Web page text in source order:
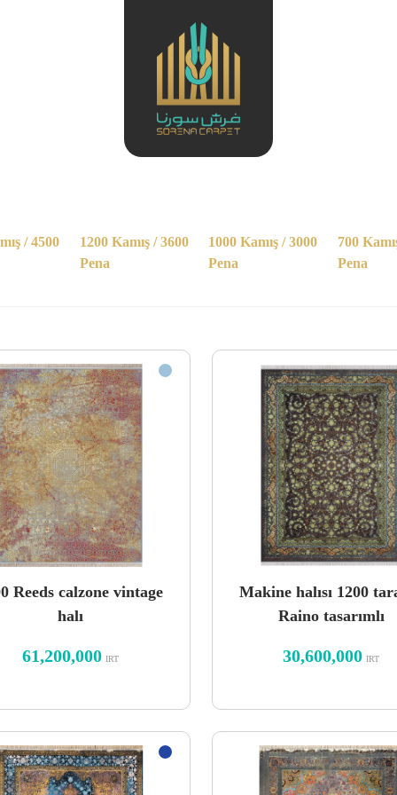
/ 4500
1200 Kamış / 3600
Pena
1000 Kamış / 3000
Pena
700
Pena
Reeds calzone vintage
halı
61,200,000 IRT
Makine halısı 1200
Raino tasarımlı
30,600,000 IRT